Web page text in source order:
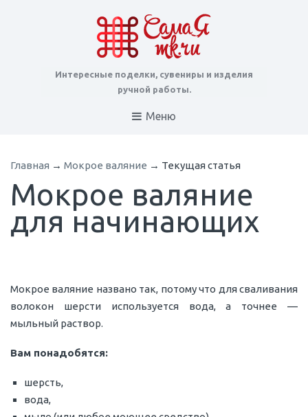
Интересные поделки, сувениры и изделия
ручной работы.
Меню
Главная → Мокрое валяние → Текущая статья
Мокрое валяние
для начинающих
Мокрое валяние названо так, потому что для сваливания
волокон шерсти используется вода, а точнее —
мыльный раствор.
Вам понадобятся:
шерсть,
вода,